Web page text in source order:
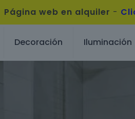
Página web en alquiler -
Decoración Iluminación